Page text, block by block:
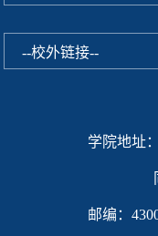
学院地址
同济医
邮编：